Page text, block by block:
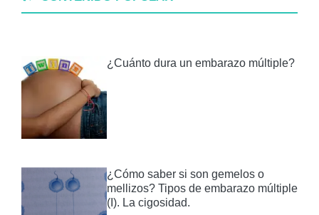
¿Cuánto dura un embarazo múltiple?
¿Cómo saber si son gemelos o
mellizos? Tipos de embarazo múltiple
(I). La cigosidad.